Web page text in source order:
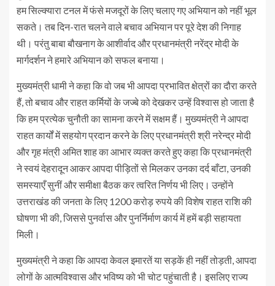
हम सिल्क्यारा टनल में फंसे मजदूरों के लिए चलाए गए अभियान को नहीं भूल
सकते। तब दिन-रात चलने वाले बचाव अभियान पर पूरे देश की निगाह
थी। परंतु बाबा बौखनाग के आशीर्वाद और प्रधानमंत्री नरेंद्र मोदी के
मार्गदर्शन ने हमारे अभियान को सफल बनाया।
मुख्यमंत्री धामी ने कहा कि वो जब भी आपदा प्रभावित क्षेत्रों का दौरा करते
हैं, तो बचाव और राहत कर्मियों के जज्बे को देखकर उन्हें विश्वास हो जाता है
कि हम प्रत्येक चुनौती का सामना करने में सक्षम हैं। मुख्यमंत्री ने आपदा
राहत कार्यों में सहयोग प्रदान करने के लिए प्रधानमंत्री श्री नरेन्द्र मोदी
और गृह मंत्री अमित शाह का आभार व्यक्त करते हुए कहा कि प्रधानमंत्री
ने स्वयं देहरादून आकर आपदा पीड़ितों से मिलकर उनका दर्द बाँटा, उनकी
समस्याएँ सुनीं और समीक्षा बैठक कर त्वरित निर्णय भी लिए। उन्होंने
उत्तराखंड की जनता के लिए 1200 करोड़ रुपये की विशेष राहत राशि की
घोषणा भी की, जिससे पुनर्वास और पुनर्निर्माण कार्य में हमें बड़ी सहायता
मिली।
मुख्यमंत्री ने कहा कि आपदा केवल इमारतें या सड़कें ही नहीं तोड़ती, आपदा
लोगों के आत्मविश्वास और भविष्य को भी चोट पहुंचाती है। इसलिए राज्य